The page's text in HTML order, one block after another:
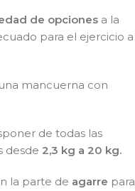
de opciones a la
para el ejercicio a
mancuerna con
de todas las
desde 2,3 kg a 20 kg.
la parte de agarre para